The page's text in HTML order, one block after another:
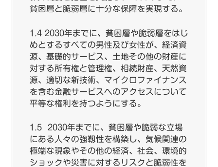
貧困層と脆弱層に十分な保障を実現する。
1.4 2030年までに、貧困層や脆弱層をはじ
めとするすべての男性及び女性が、経済資
源、基礎的サービス、土地その他の財産に
対する所有権と管理権、相続財産、天然資
源、適切な新技術、マイクロファイナンス
を含む金融サービスへのアクセスについて
平等な権利を持つようにする。
1.5 2030年までに、貧困層や脆弱な立場
にある人々の強靱性を構築し、気候関連の
極端な現象やその他の経済、社会、環境的
ショックや災害に対するリスクと脆弱性を